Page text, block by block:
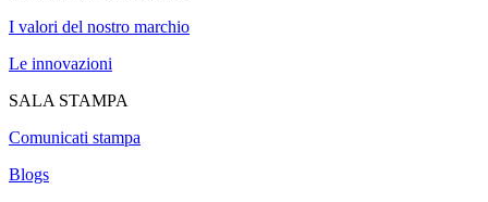
I valori del nostro marchio
Le innovazioni
SALA STAMPA
Comunicati stampa
Blogs